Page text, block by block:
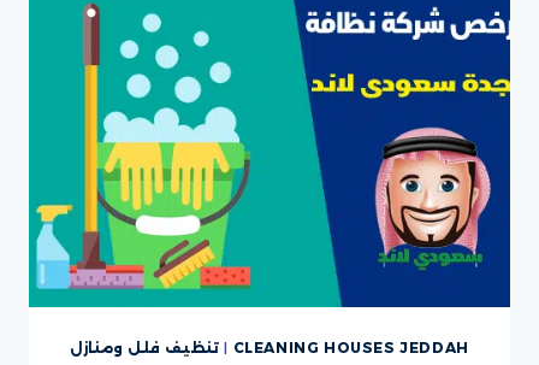
CLEANING HOUSES JEDDAH
| تنظيف فلل ومنازل